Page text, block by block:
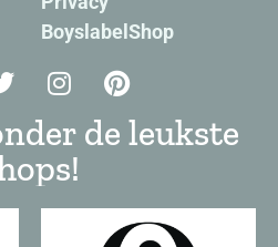
BoyslabelShop
de leukste